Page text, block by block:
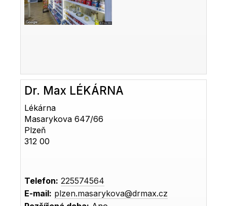
Dr. Max LÉKÁRNA
Lékárna
Masarykova 647/66
Plzeň
312 00
Telefon: 225574564
E-mail: plzen.masarykova@drmax.cz